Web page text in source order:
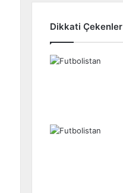
Dikkati Çekenler